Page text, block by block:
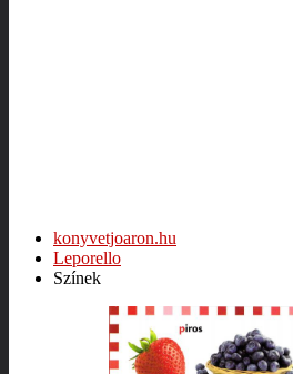
konyvetjoaron.hu
Leporello
Színek